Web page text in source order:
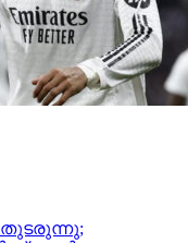
തുടരുന്നു;